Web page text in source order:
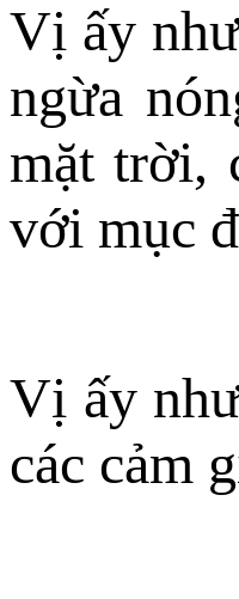
Vị ấy
ngừa
mặt trời,
với mục
Vị ấy
các cảm